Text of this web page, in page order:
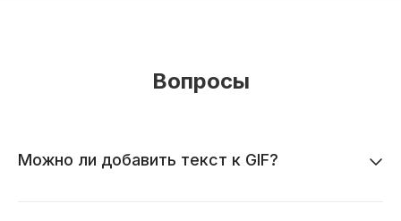
Вопросы
Можно ли добавить текст к GIF?